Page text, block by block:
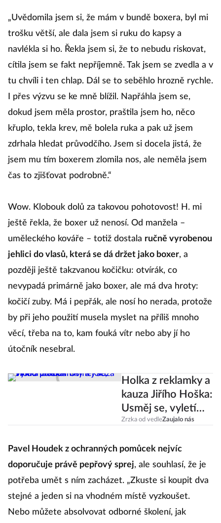
„Uvědomila jsem si, že mám v bundě boxera, byl mi
trošku větší, ale dala jsem si ruku do kapsy a
navlékla si ho. Řekla jsem si, že to nebudu riskovat,
cítila jsem se fakt nepříjemně. Tak jsem se zvedla a v
tu chvíli i ten chlap. Dál se to seběhlo hrozně rychle.
I přes výzvu se ke mně blížil. Napřáhla jsem se,
dokud jsem měla prostor, praštila jsem ho, něco
křuplo, tekla krev, mě bolela ruka a pak už jsem
zdrhala hledat průvodčího. Jsem si docela jistá, že
jsem mu tím boxerem zlomila nos, ale neměla jsem
čas to zjišťovat podrobně.“
Wow. Klobouk dolů za takovou pohotovost! H. mi
ještě řekla, že boxer už nenosí. Od manžela –
uměleckého kováře – totiž dostala ručně vyrobenou
jehlici do vlasů, která se dá držet jako boxer, a
později ještě takzvanou kočičku: otvírák, co
nevypadá primárně jako boxer, ale má dva hroty:
kočičí zuby. Má i pepřák, ale nosí ho nerada, protože
by při jeho použití musela myslet na příliš mnoho
věcí, třeba na to, kam fouká vítr nebo aby jí ho
útočník nesebral.
Holka z reklamky a
kauza Jiřího Hoška:
Usměj se, vyletí
ptáček
Zrzka od vedleZaujalo nás
Pavel Houdek z ochranných pomůcek nejvíc
doporučuje právě pepřový sprej, ale souhlasí, že je
potřeba umět s ním zacházet. „Zkuste si koupit dva
stejné a jeden si na vhodném místě vyzkoušet.
Nebo můžete absolvovat odborné školení, jak